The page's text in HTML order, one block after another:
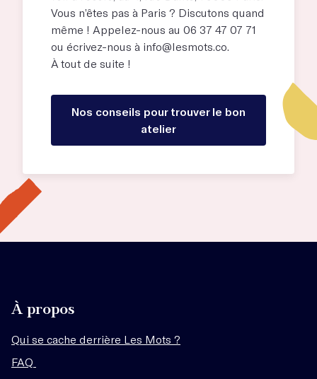
Vous n’êtes pas à Paris ? Discutons quand
même ! Appelez-nous au 06 37 47 07 71
ou écrivez-nous à info@lesmots.co.
À tout de suite !
Nos conseils pour trouver le bon
atelier
À propos
Qui se cache derrière Les Mots ?
FAQ